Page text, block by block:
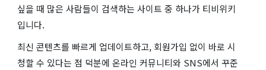
싶을 때 많은 사람들이 검색하는 사이트 중 하나가 티비위키
입니다.
최신 콘텐츠를 빠르게 업데이트하고, 회원가입 없이 바로 시
청할 수 있다는 점 덕분에 온라인 커뮤니티와 SNS에서 꾸준